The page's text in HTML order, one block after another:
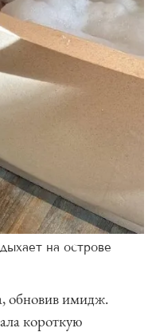
на острове
обновив имидж.
короткую